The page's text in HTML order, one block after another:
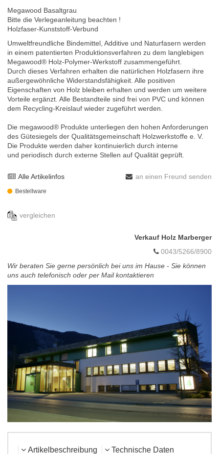
Megawood Basaltgrau
Bitte die Verlegeanleitung beachten !
Holzfaser-Kunststoff-Verbund
Umweltfreundliche Bindemittel, Additive und Naturfasern werden
in einem patentierten Produktionsverfahren zu dem langlebigen
Megawood® Holz-Polymer-Werkstoff zusammengeführt.
Durch dieses Verfahren erhalten die natürlichen Holzfasern ihre
außergewöhnliche Widerstandsfähigkeit. Alle positiven
Eigenschaften von Holz bleiben erhalten und werden um weitere
Vorteile ergänzt. Alle Bestandteile sind frei von PVC und können
dem Recycling-Kreislauf wieder zugeführt werden.
Die megawood® Produkte unterliegen den hohen Anforderungen
des Gütesiegels der Qualitätsgemeinschaft Holzwerkstoffe e. V.
Die Produkte werden daher kontinuierlich durch interne
und periodisch durch externe Stellen auf Qualität geprüft.
Alle Artikelinfos an einen Freund senden
Bestellware
vergleichen
Verkauf Holz Marberger
0043/5266/8900
Wir beraten Sie gerne persönlich bei uns im Hause - Sie können
uns auch telefonisch oder per Mail kontaktieren
Artikelbeschreibung
Technische Daten